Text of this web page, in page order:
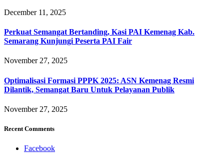
December 11, 2025
Perkuat Semangat Bertanding, Kasi PAI Kemenag Kab.
Semarang Kunjungi Peserta PAI Fair
November 27, 2025
Optimalisasi Formasi PPPK 2025: ASN Kemenag Resmi
Dilantik, Semangat Baru Untuk Pelayanan Publik
November 27, 2025
Recent Comments
Facebook